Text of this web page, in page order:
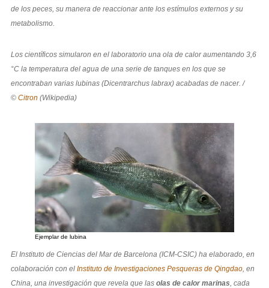
de los peces, su manera de reaccionar ante los estímulos externos y su
metabolismo.
Los científicos simularon en el laboratorio una ola de calor aumentando 3,6
°C la temperatura del agua de una serie de tanques en los que se
encontraban varias lubinas (Dicentrarchus labrax) acabadas de nacer. /
© Citron (Wikipedia)
Ejemplar de lubina
El Instituto de Ciencias del Mar de Barcelona (ICM-CSIC) ha elaborado, en
colaboración con el Instituto de Investigaciones Pesqueras de Qingdao, en
China, una investigación que revela que las olas de calor marinas , cada